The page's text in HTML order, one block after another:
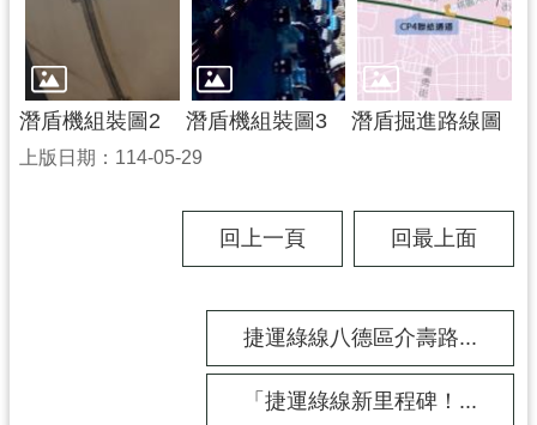
政
策
網
站
潛盾機組裝圖2 潛盾機組裝圖3 潛盾掘進路線圖
上版日期：114-05-29
回上一頁 回最上面
捷運綠線八德區介壽路...
「捷運綠線新里程碑！...